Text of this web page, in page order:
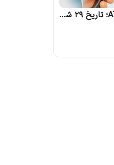
تحلیل تکنیکال کازماس ATOM؛ تاریخ 29 شهریور 1403